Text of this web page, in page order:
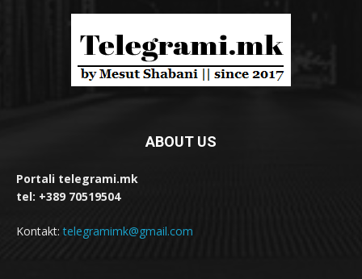
ABOUT US
Portali telegrami.mk
tel: +389 70519504
Kontakt:telegramimk@gmail.com